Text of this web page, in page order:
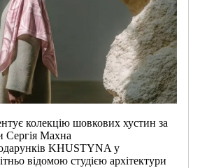
колекцію шовкових хустин за
Сергія Махна
KHUSTYNA у
відомою студією архітектури